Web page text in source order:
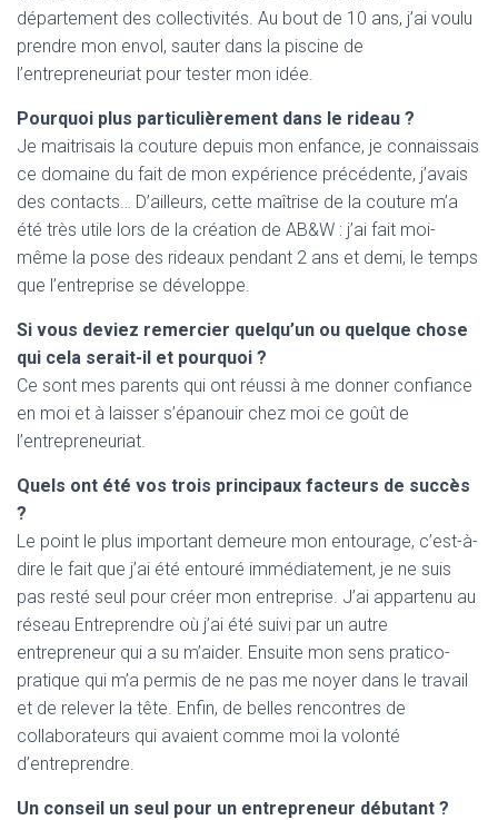
département des collectivités. Au bout de 10 ans, j’ai voulu
prendre mon envol, sauter dans la piscine de
l’entrepreneuriat pour tester mon idée.
Pourquoi plus particulièrement dans le rideau ?
Je maitrisais la couture depuis mon enfance, je connaissais
ce domaine du fait de mon expérience précédente, j’avais
des contacts… D’ailleurs, cette maîtrise de la couture m’a
été très utile lors de la création de AB&W : j’ai fait moi-
même la pose des rideaux pendant 2 ans et demi, le temps
que l’entreprise se développe.
Si vous deviez remercier quelqu’un ou quelque chose
qui cela serait-il et pourquoi ?
Ce sont mes parents qui ont réussi à me donner confiance
en moi et à laisser s’épanouir chez moi ce goût de
l’entrepreneuriat.
Quels ont été vos trois principaux facteurs de succès
?
Le point le plus important demeure mon entourage, c’est-à-
dire le fait que j’ai été entouré immédiatement, je ne suis
pas resté seul pour créer mon entreprise. J’ai appartenu au
réseau Entreprendre où j’ai été suivi par un autre
entrepreneur qui a su m’aider. Ensuite mon sens pratico-
pratique qui m’a permis de ne pas me noyer dans le travail
et de relever la tête. Enfin, de belles rencontres de
collaborateurs qui avaient comme moi la volonté
d’entreprendre.
Un conseil un seul pour un entrepreneur débutant ?